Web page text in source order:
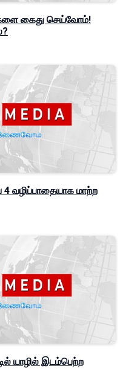
கைது செய்வோம்!
வழிப்பாதையாக மாற்ற
யாழில் இடம்பெற்ற